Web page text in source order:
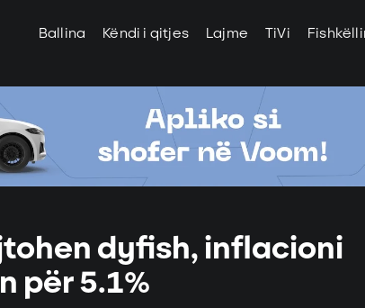
Ballina Këndi i qitjes Lajme TiVi
dyfish, inflacioni
për 5.1%